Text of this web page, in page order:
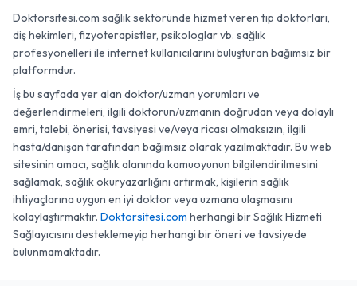
Doktorsitesi.com sağlık sektöründe hizmet veren tıp doktorları,
diş hekimleri, fizyoterapistler, psikologlar vb. sağlık
profesyonelleri ile internet kullanıcılarını buluşturan bağımsız bir
platformdur.
İş bu sayfada yer alan doktor/uzman yorumları ve
değerlendirmeleri, ilgili doktorun/uzmanın doğrudan veya dolaylı
emri, talebi, önerisi, tavsiyesi ve/veya ricası olmaksızın, ilgili
hasta/danışan tarafından bağımsız olarak yazılmaktadır. Bu web
sitesinin amacı, sağlık alanında kamuoyunun bilgilendirilmesini
sağlamak, sağlık okuryazarlığını artırmak, kişilerin sağlık
ihtiyaçlarına uygun en iyi doktor veya uzmana ulaşmasını
kolaylaştırmaktır. Doktorsitesi.com herhangi bir Sağlık Hizmeti
Sağlayıcısını desteklemeyip herhangi bir öneri ve tavsiyede
bulunmamaktadır.